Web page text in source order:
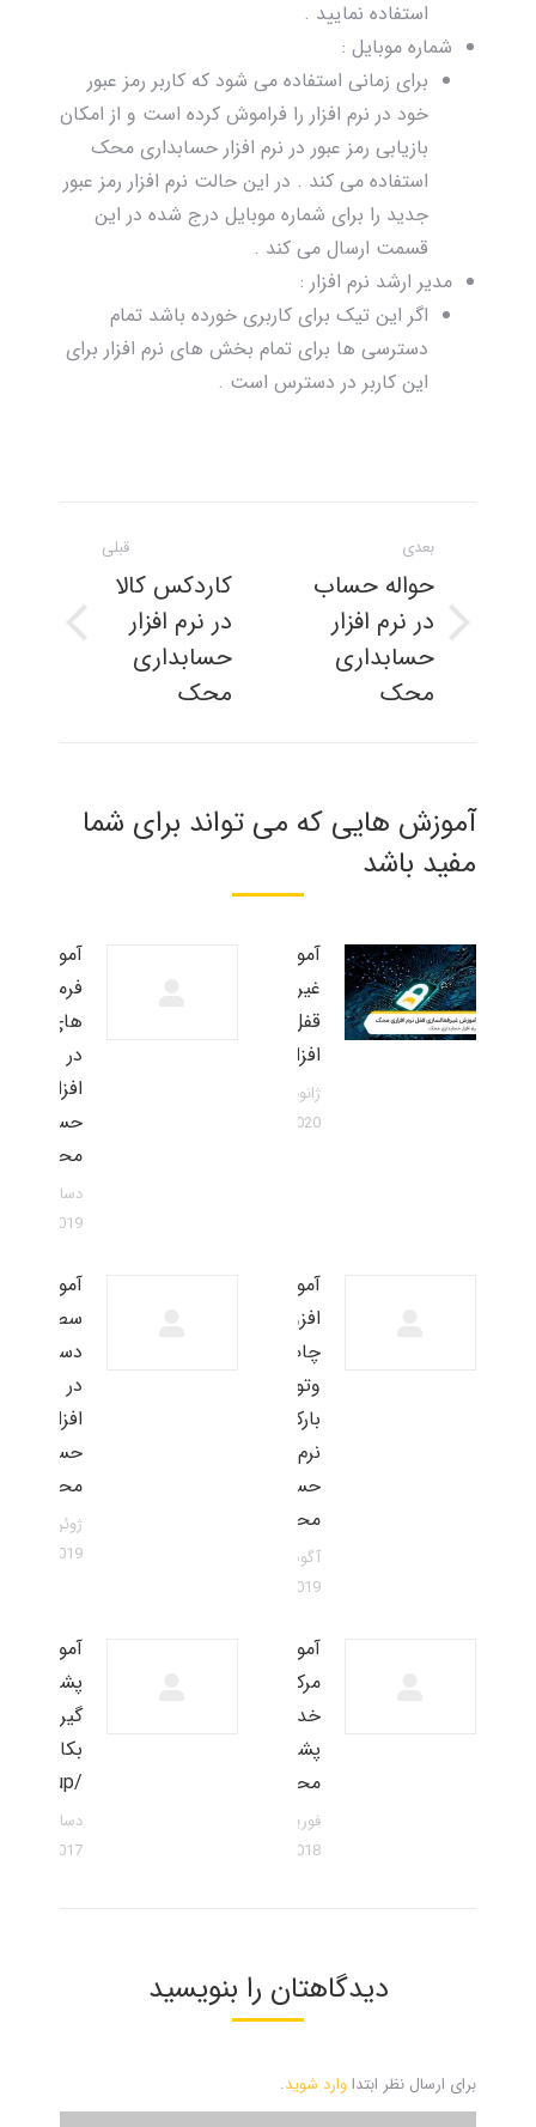
استفاده نمایید .
شماره موبایل :
برای زمانی استفاده می شود که کاربر رمز عبور
خود در نرم افزار را فراموش کرده است و از امکان
بازیابی رمز عبور در نرم افزار حسابداری محک
استفاده می کند . در این حالت نرم افزار رمز عبور
جدید را برای شماره موبایل درج شده در این
قسمت ارسال می کند .
مدیر ارشد نرم افزار :
اگر این تیک برای کاربری خورده باشد تمام
دسترسی ها برای تمام بخش های نرم افزار برای
این کاربر در دسترس است .
مطلب
قبلی
پست
کاردکس کالا
در نرم افزار
حسابداری
محک
بعدی
نوشته
بعدی:
حواله حساب
در نرم افزار
حسابداری
محک
آموزش هایی که می تواند برای شما
مفید باشد
آموزش
غیرفعالسازی
قفل نرم
افزاری محک
2020
آموزش
فرمول
های تولید
در نرم
افزار
حسابداری
محک
2019
آموزش
افزونه
چاپ
وتولید
بارکد در
نرم افزار
حسابداری
محک
2019
آموزش
سطوح
دسترسی
در نرم
افزار
حسابداری
محک
2019
آموزش
مرکز
خدمات
پشتیبانی
محک
2018
آموزش
پشتیبانی
گیری (
بکاپ
/Backup)
2017
دیدگاهتان را بنویسید
برای ارسال نظر ابتداوارد شوید.